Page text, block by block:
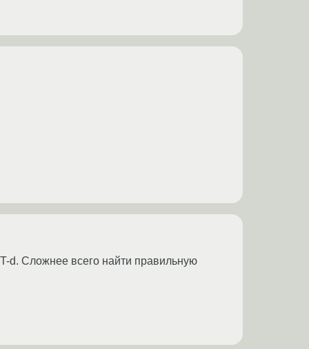
d. Сложнее всего найти правильную